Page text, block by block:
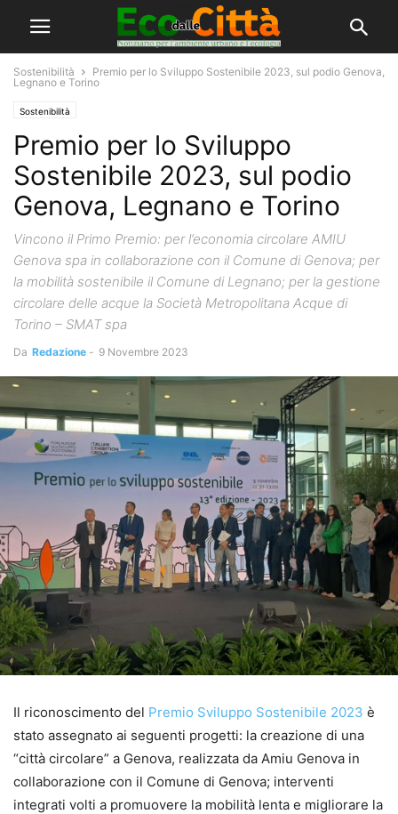
Sostenibilità
Premio per lo Sviluppo Sostenibile 2023, sul podio Genova,
Legnano e Torino
Sostenibilità
Premio per lo Sviluppo
Sostenibile 2023, sul podio
Genova, Legnano e Torino
Vincono il Primo Premio: per l’economia circolare AMIU
Genova spa in collaborazione con il Comune di Genova; per
la mobilità sostenibile il Comune di Legnano; per la gestione
circolare delle acque la Società Metropolitana Acque di
Torino – SMAT spa
Da Redazione - 9 Novembre 2023
Il riconoscimento del Premio Sviluppo Sostenibile 2023 è
stato assegnato ai seguenti progetti: la creazione di una
“città circolare” a Genova, realizzata da Amiu Genova in
collaborazione con il Comune di Genova; interventi
integrati volti a promuovere la mobilità lenta e migliorare la